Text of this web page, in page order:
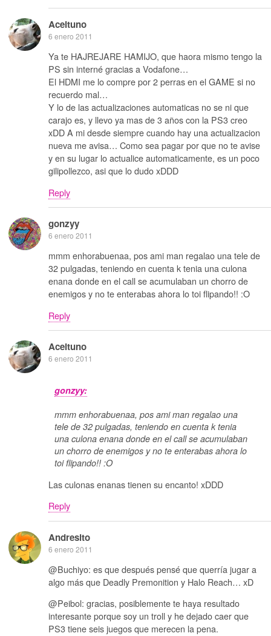
Aceituno
6 enero 2011
Ya te HAJREJARE HAMIJO, que haora mismo tengo la
PS sin interné gracias a Vodafone…
El HDMI me lo compre por 2 perras en el GAME si no
recuerdo mal…
Y lo de las actualizaciones automaticas no se ni que
carajo es, y llevo ya mas de 3 años con la PS3 creo
xDD A mi desde siempre cuando hay una actualizacion
nueva me avisa… Como sea pagar por que no te avise
y en su lugar lo actualice automaticamente, es un poco
gilipollezco, asi que lo dudo xDDD
Reply
gonzyy
6 enero 2011
mmm enhorabuenaa, pos ami man regalao una tele de
32 pulgadas, teniendo en cuenta k tenia una culona
enana donde en el call se acumulaban un chorro de
enemigos y no te enterabas ahora lo toi flipando!! :O
Reply
Aceituno
6 enero 2011
gonzyy:
mmm enhorabuenaa, pos ami man regalao una
tele de 32 pulgadas, teniendo en cuenta k tenia
una culona enana donde en el call se acumulaban
un chorro de enemigos y no te enterabas ahora lo
toi flipando!! :O
Las culonas enanas tienen su encanto! xDDD
Reply
Andresito
6 enero 2011
@Buchiyo: es que después pensé que querría jugar a
algo más que Deadly Premonition y Halo Reach… xD
@Peibol: gracias, posiblemente te haya resultado
interesante porque soy un troll y he dejado caer que
PS3 tiene seis juegos que merecen la pena.